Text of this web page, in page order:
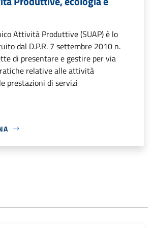
Attività Produttive (SUAP) è lo
dal D.P.R. 7 settembre 2010 n.
di presentare e gestire per via
relative alle attività
prestazioni di servizi